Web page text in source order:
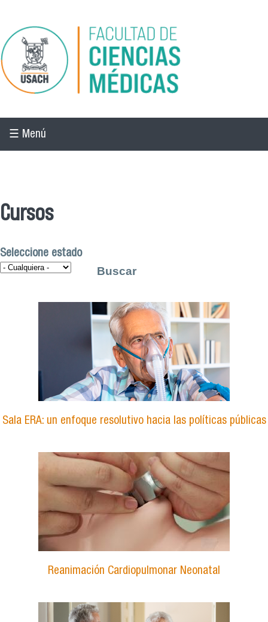
Pasar al contenido principal
☰ Menú
Cursos
Seleccione estado
Sala ERA: un enfoque resolutivo hacia las políticas públicas
Reanimación Cardiopulmonar Neonatal